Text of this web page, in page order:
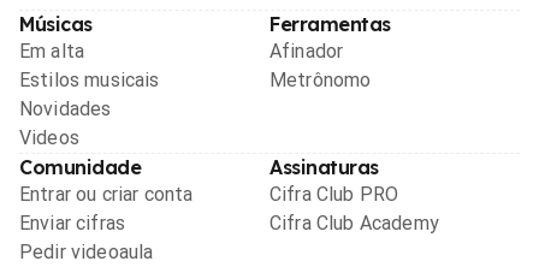
Músicas
Em alta
Estilos musicais
Novidades
Videos
Ferramentas
Afinador
Metrônomo
Comunidade
Entrar ou criar conta
Enviar cifras
Pedir videoaula
Assinaturas
Cifra Club PRO
Cifra Club Academy